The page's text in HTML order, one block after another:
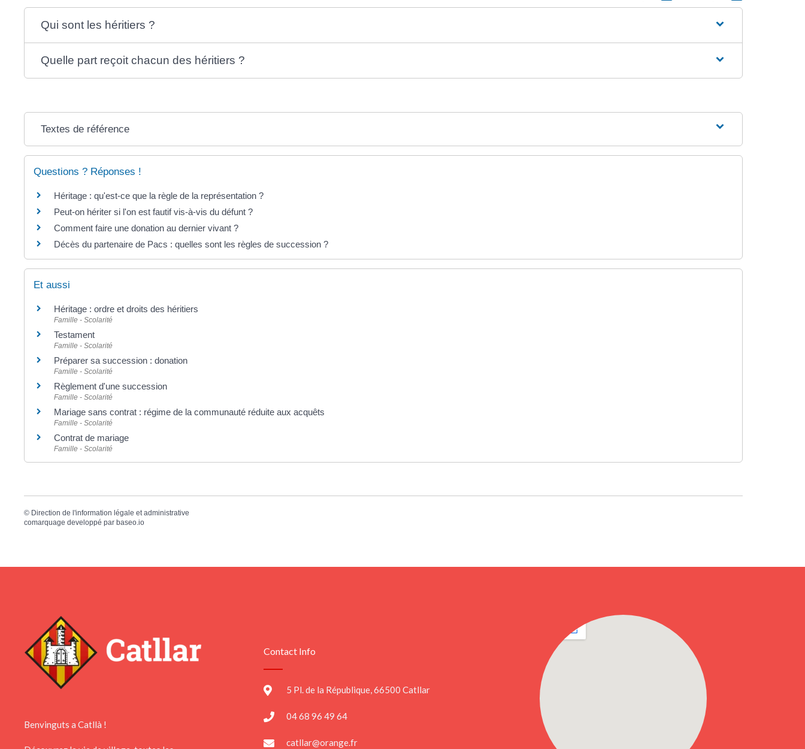
Qui sont les héritiers ?
Quelle part reçoit chacun des héritiers ?
Textes de référence
Questions ? Réponses !
Héritage : qu'est-ce que la règle de la représentation ?
Peut-on hériter si l'on est fautif vis-à-vis du défunt ?
Comment faire une donation au dernier vivant ?
Décès du partenaire de Pacs : quelles sont les règles de succession ?
Et aussi
Héritage : ordre et droits des héritiers
Famille - Scolarité
Testament
Famille - Scolarité
Préparer sa succession : donation
Famille - Scolarité
Règlement d'une succession
Famille - Scolarité
Mariage sans contrat : régime de la communauté réduite aux acquêts
Famille - Scolarité
Contrat de mariage
Famille - Scolarité
© Direction de l'information légale et administrative
comarquage developpé par baseo.io
Benvinguts a Catllà !
Contact Info
5 Pl. de la République, 66500 Catllar
04 68 96 49 64
catllar@orange.fr